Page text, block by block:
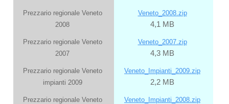
Prezzario regionale Veneto
2008
Veneto_2008.zip
4,1 MB
Prezzario regionale Veneto
2007
Veneto_2007.zip
4,3 MB
Prezzario regionale Veneto
impianti 2009
Veneto_Impianti_2009.zip
2,2 MB
Prezzario regionale Veneto
Veneto_Impianti_2008.zip